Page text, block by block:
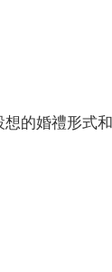
的婚禮形式